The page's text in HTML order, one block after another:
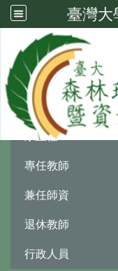
臺灣大
系所成員
系主任
專任教師
兼任師資
退休教師
行政人員